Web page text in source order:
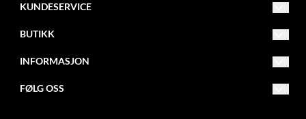
KUNDESERVICE
post@glassmagasinet.com
6700 Måløy
BUTIKK
INFORMASJON
FØLG OSS